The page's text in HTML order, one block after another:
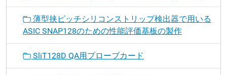
薄型挟ピッチシリコンストリップ検出器で用いる
ASIC SNAP128のための性能評価基板の製作
SliT128D QA用プローブカード